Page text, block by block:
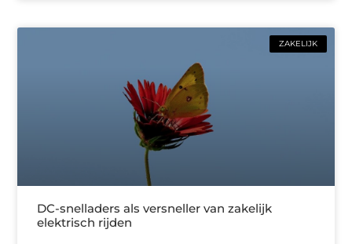
ZAKELIJK
DC-snelladers als versneller van zakelijk
elektrisch rijden